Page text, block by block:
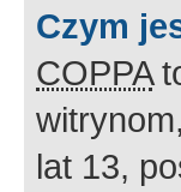
Czym
COPPA
lat 13,